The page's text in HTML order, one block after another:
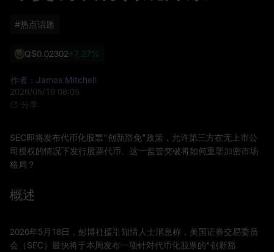
#热点话题
Q$0.02302+7.27%
作者：James Mitchell
2026/05/19 08:05
分享
SEC即将发布代币化股票"创新豁免"政策，允许第三方在无上市公
司授权的情况下发行股票代币。这一监管突破将如何重塑加密市场
格局？
概述
2026年5月18日，彭博社援引知情人士消息称，美国证券交易委员
会（SEC）最快将于本周发布一项针对代币化股票的"创新豁